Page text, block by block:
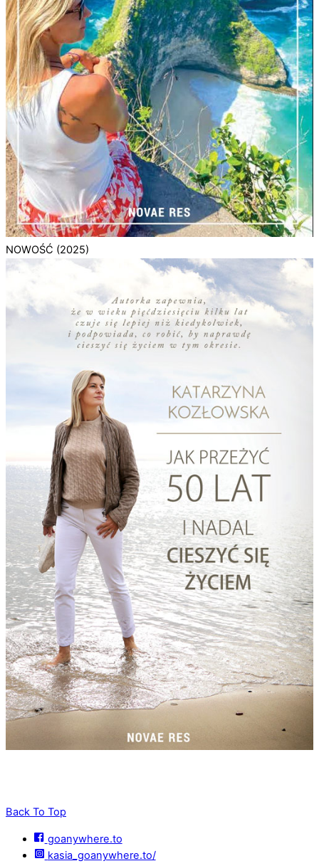
NOWOŚĆ (2025)
Back To Top
goanywhere.to
kasia_goanywhere.to/